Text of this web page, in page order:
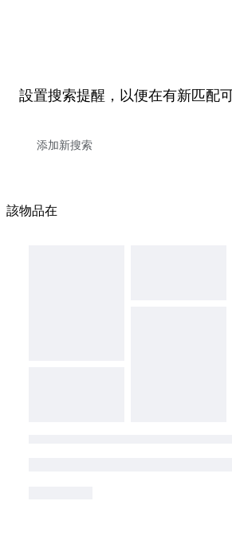
設置搜索提醒，以便在有新匹配
該物品在